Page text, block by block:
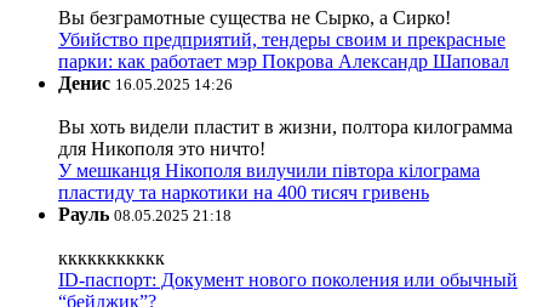
Вы безграмотные существа не Сырко, а Сирко!
Убийство предприятий, тендеры своим и прекрасные
парки: как работает мэр Покрова Александр Шаповал
Денис 16.05.2025 14:26
Вы хоть видели пластит в жизни, полтора килограмма
для Никополя это ничто!
У мешканця Нікополя вилучили півтора кілограма
пластиду та наркотики на 400 тисяч гривень
Рауль 08.05.2025 21:18
ккккккккккк
ID-паспорт: Документ нового поколения или обычный
“бейджик”?